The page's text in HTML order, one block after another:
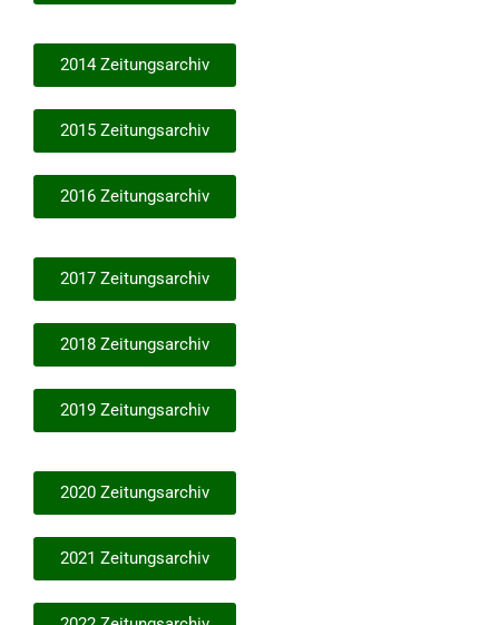
2014 Zeitungsarchiv
2015 Zeitungsarchiv
2016 Zeitungsarchiv
2017 Zeitungsarchiv
2018 Zeitungsarchiv
2019 Zeitungsarchiv
2020 Zeitungsarchiv
2021 Zeitungsarchiv